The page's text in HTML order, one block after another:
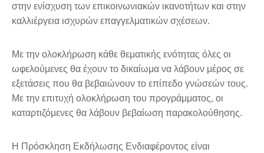
στην ενίσχυση των επικοινωνιακών ικανοτήτων και στην
καλλιέργεια ισχυρών επαγγελματικών σχέσεων.
Με την ολοκλήρωση κάθε θεματικής ενότητας όλες οι
ωφελούμενες θα έχουν το δικαίωμα να λάβουν μέρος σε
εξετάσεις που θα βεβαιώνουν το επίπεδο γνώσεών τους.
Με την επιτυχή ολοκλήρωση του προγράμματος, οι
καταρτιζόμενες θα λάβουν βεβαίωση παρακολούθησης.
Η Πρόσκληση Εκδήλωσης Ενδιαφέροντος είναι